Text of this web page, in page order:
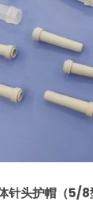
针头护帽（5/